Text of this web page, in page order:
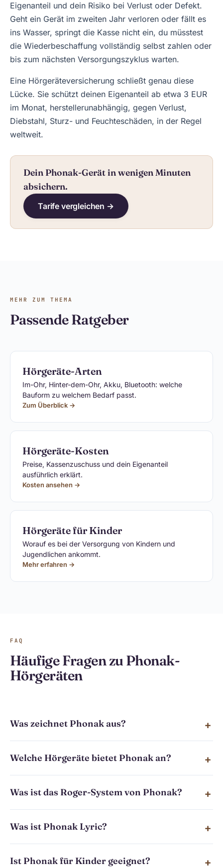
Eigenanteil und dein Risiko bei Verlust oder Defekt.
Geht ein Gerät im zweiten Jahr verloren oder fällt es
ins Wasser, springt die Kasse nicht ein, du müsstest
die Wiederbeschaffung vollständig selbst zahlen oder
bis zum nächsten Versorgungszyklus warten.
Eine Hörgeräteversicherung schließt genau diese
Lücke. Sie schützt deinen Eigenanteil ab etwa 3 EUR
im Monat, herstellerunabhängig, gegen Verlust,
Diebstahl, Sturz- und Feuchteschäden, in der Regel
weltweit.
Dein Phonak-Gerät in wenigen Minuten
absichern.
Tarife vergleichen →
MEHR ZUM THEMA
Passende Ratgeber
Hörgeräte-Arten
Im-Ohr, Hinter-dem-Ohr, Akku, Bluetooth: welche
Bauform zu welchem Bedarf passt.
Zum Überblick →
Hörgeräte-Kosten
Preise, Kassenzuschuss und dein Eigenanteil
ausführlich erklärt.
Kosten ansehen →
Hörgeräte für Kinder
Worauf es bei der Versorgung von Kindern und
Jugendlichen ankommt.
Mehr erfahren →
FAQ
Häufige Fragen zu Phonak-
Hörgeräten
Was zeichnet Phonak aus?
Welche Hörgeräte bietet Phonak an?
Was ist das Roger-System von Phonak?
Was ist Phonak Lyric?
Ist Phonak für Kinder geeignet?